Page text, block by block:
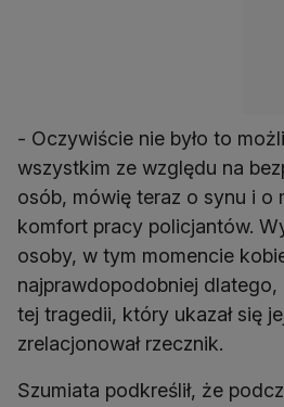
- Oczywiście nie było to
wszystkim ze względu na
osób, mówię teraz o synu i o
komfort pracy policjantów.
osoby, w tym momencie
najprawdopodobniej dlatego,
tej tragedii, który ukazał się
zrelacjonował rzecznik.
Szumiata podkreślił, że